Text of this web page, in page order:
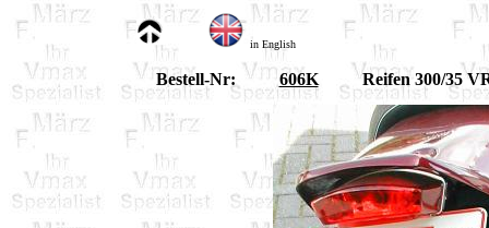
in English
Bestell-Nr: 606K Reifen 300/35